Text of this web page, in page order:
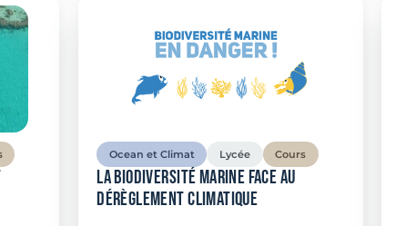
Ocean et Climat Lycée Cours
La biodiversité marine face au
dérèglement climatique